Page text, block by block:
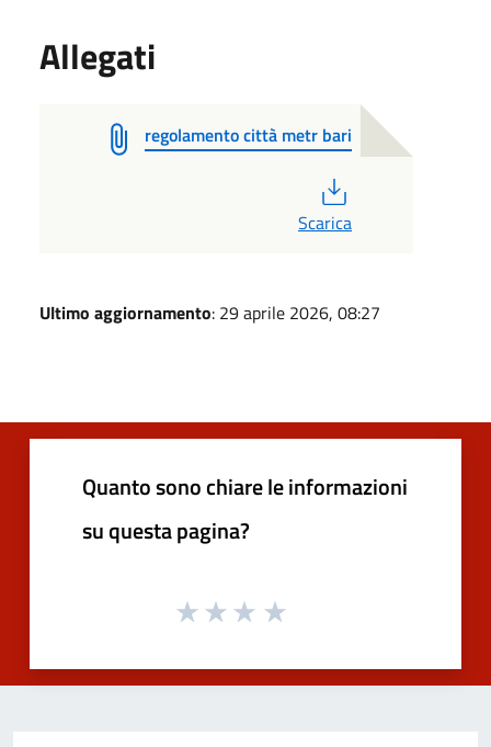
Allegati
regolamento città metr bari
Scarica
Ultimo aggiornamento: 29 aprile 2026, 08:27
Quanto sono chiare le informazioni
su questa pagina?